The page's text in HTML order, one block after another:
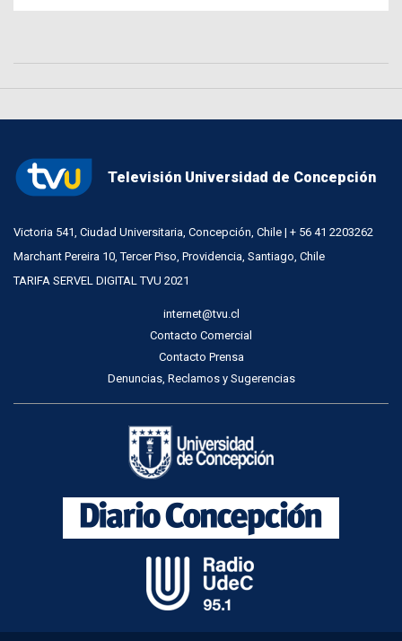
Televisión Universidad de Concepción
Victoria 541, Ciudad Universitaria, Concepción, Chile | + 56 41 2203262
Marchant Pereira 10, Tercer Piso, Providencia, Santiago, Chile
TARIFA SERVEL DIGITAL TVU 2021
internet@tvu.cl
Contacto Comercial
Contacto Prensa
Denuncias, Reclamos y Sugerencias